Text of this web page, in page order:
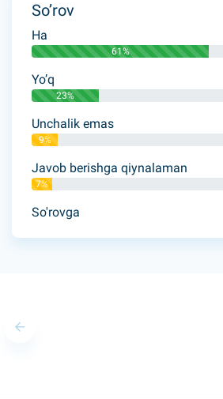
So’rov
Ha
61%
Yo’q
23%
Unchalik emas
9%
Javob berishga qiynalaman
7%
So'rovga